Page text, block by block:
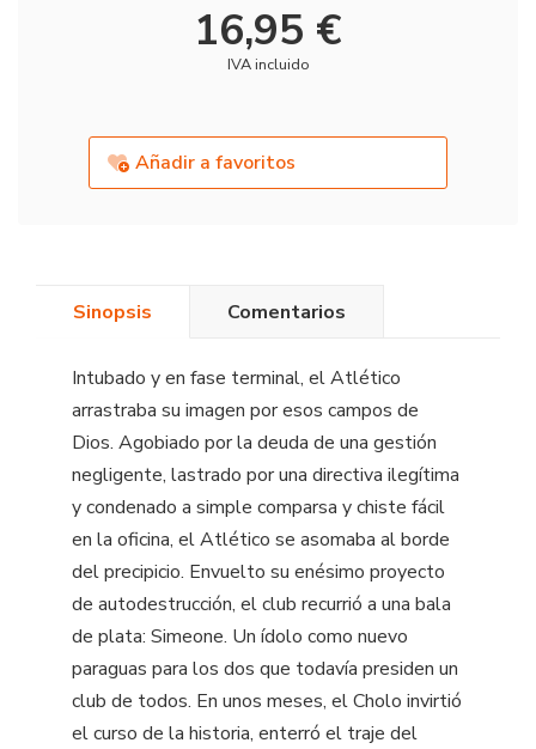
16,95 €
IVA incluido
Añadir a favoritos
Sinopsis Comentarios
Intubado y en fase terminal, el Atlético
arrastraba su imagen por esos campos de
Dios. Agobiado por la deuda de una gestión
negligente, lastrado por una directiva ilegítima
y condenado a simple comparsa y chiste fácil
en la oficina, el Atlético se asomaba al borde
del precipicio. Envuelto su enésimo proyecto
de autodestrucción, el club recurrió a una bala
de plata: Simeone. Un ídolo como nuevo
paraguas para los dos que todavía presiden un
club de todos. En unos meses, el Cholo invirtió
el curso de la historia, enterró el traje del